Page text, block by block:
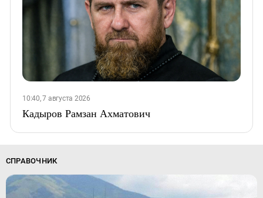
10:40, 7 августа 2026
Кадыров Рамзан Ахматович
СПРАВОЧНИК